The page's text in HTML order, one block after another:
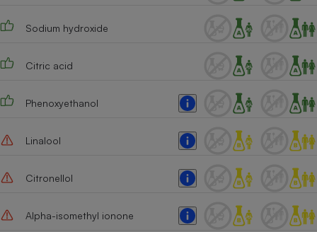
Sodium hydroxide
Citric acid
Phenoxyethanol
Linalool
Citronellol
Alpha-isomethyl ionone